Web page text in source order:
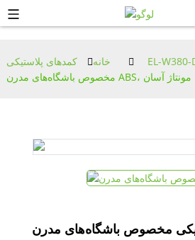
خانه کمدهای پلاستیکی EL-W380-
مخصوص باشگاه‌های مدرن ABS، مونتاژ آسان